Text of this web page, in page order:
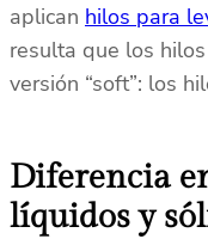
aplican hilos para
resulta que los
versión “soft”: los
Diferencia
líquidos y